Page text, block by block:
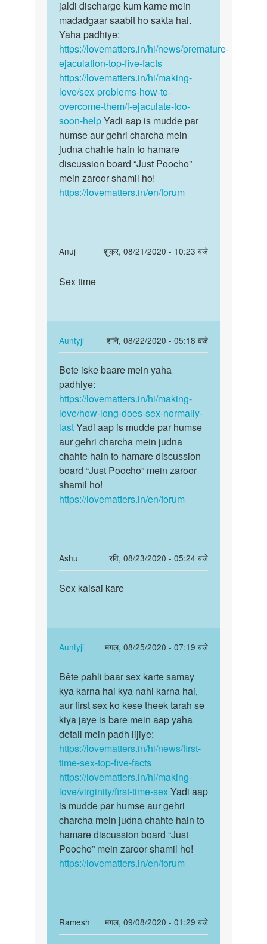
jaldi discharge kum karne mein
madadgaar saabit ho sakta hai.
Yaha padhiye:
https://lovematters.in/hi/news/premature-
ejaculation-top-five-facts
https://lovematters.in/hi/making-
love/sex-problems-how-to-
overcome-them/i-ejaculate-too-
soon-helpYadi aap is mudde par
humse aur gehri charcha mein
judna chahte hain to hamare
discussion board “Just Poocho”
mein zaroor shamil ho!
https://lovematters.in/en/forum
Anuj
शुक्र, 08/21/2020 - 10:23 बजे
In
reply
to
kese
badega
by
Dilkush
Meena
Sex
Sex time
Auntyji
शनि, 08/22/2020 - 05:18 बजे
In
reply
to
Sex
time
by
Anuj
Bete
iske
baare
mein
yaha…
Bete iske baare mein yaha
padhiye:
https://lovematters.in/hi/making-
love/how-long-does-sex-normally-
lastYadi aap is mudde par humse
aur gehri charcha mein judna
chahte hain to hamare discussion
board “Just Poocho” mein zaroor
shamil ho!
https://lovematters.in/en/forum
Ashu
रवि, 08/23/2020 - 05:24 बजे
reply
to
by
Anuj
Sex
Sex kaisai kare
Auntyji
मंगल, 08/25/2020 - 07:19 बजे
In
reply
to
Sex
kaisai
kare
by
Ashu
Bête
pahli
baar
sex
karte…
Bête pahli baar sex karte samay
kya karna hai kya nahi karna hai,
aur first sex ko kese theek tarah se
kiya jaye is bare mein aap yaha
detail mein padh lijiye:
https://lovematters.in/hi/news/first-
time-sex-top-five-facts
https://lovematters.in/hi/making-
love/virginity/first-time-sexYadi aap
is mudde par humse aur gehri
charcha mein judna chahte hain to
hamare discussion board “Just
Poocho” mein zaroor shamil ho!
https://lovematters.in/en/forum
Ramesh
मंगल, 09/08/2020 - 01:29 बजे
reply